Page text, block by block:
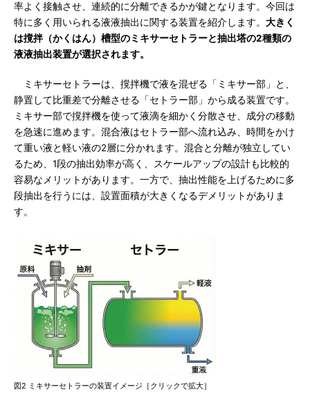
率よく接触させ、連続的に分離できるかが鍵となります。今回は
特に多く用いられる液液抽出に関する装置を紹介します。 大きく
は撹拌（かくはん）槽型のミキサーセトラーと抽出塔の2種類の
液液抽出装置が選択されます。
ミキサーセトラーは、撹拌機で液を混ぜる「ミキサー部」と、
静置して比重差で分離させる「セトラー部」から成る装置です。
ミキサー部で撹拌機を使って液滴を細かく分散させ、成分の移動
を急速に進めます。混合液はセトラー部へ流れ込み、時間をかけ
て重い液と軽い液の2層に分かれます。混合と分離が独立してい
るため、1段の抽出効率が高く、スケールアップの設計も比較的
容易なメリットがあります。一方で、抽出性能を上げるために多
段抽出を行うには、設置面積が大きくなるデメリットがありま
す。
図2 ミキサーセトラーの装置イメージ［クリックで拡大］